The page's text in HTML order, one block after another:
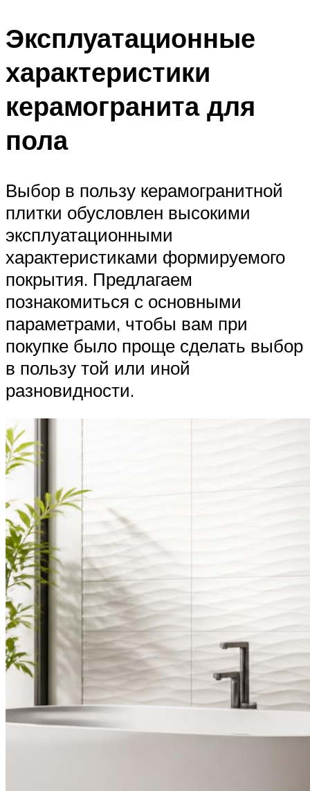
Эксплуатационные
характеристики
керамогранита для
пола
Выбор в пользу керамогранитной
плитки обусловлен высокими
эксплуатационными
характеристиками формируемого
покрытия. Предлагаем
познакомиться с основными
параметрами, чтобы вам при
покупке было проще сделать выбор
в пользу той или иной
разновидности.